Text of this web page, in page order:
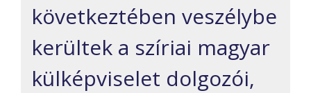
következtében veszélybe
kerültek a szíriai magyar
külképviselet dolgozói,